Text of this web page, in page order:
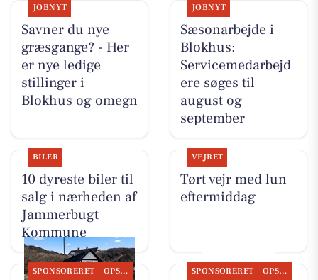
JOBNYT
Savner du nye
græsgange? - Her
er nye ledige
stillinger i
Blokhus og omegn
JOBNYT
Sæsonarbejde i
Blokhus:
Servicemedarbejd
ere søges til
august og
september
BILER
10 dyreste biler til
salg i nærheden af
Jammerbugt
Kommune
VEJRET
Tørt vejr med lun
eftermiddag
SPONSORERET OPSLAGSTAVLEN SPONSORERET OPSLAGSTAVLEN